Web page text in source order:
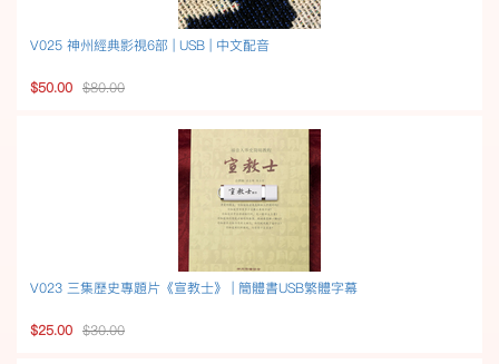
V025 神州經典影視6部 | USB | 中文配音
$50.00 $80.00
V023 三集歷史專題片《宣教士》 | 簡體書USB繁體字幕
$25.00 $30.00